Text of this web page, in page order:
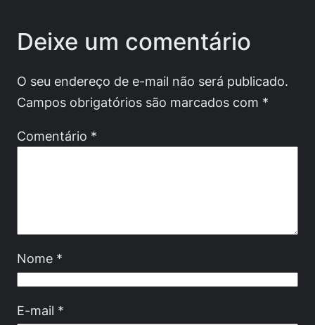
Deixe um comentário
O seu endereço de e-mail não será publicado.
Campos obrigatórios são marcados com *
Comentário *
Nome *
E-mail *